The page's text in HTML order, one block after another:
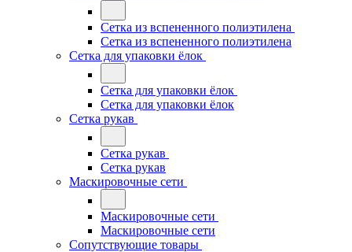
Сетка из вспененного полиэтилена
Сетка из вспененного полиэтилена
Сетка для упаковки ёлок
Сетка для упаковки ёлок
Сетка для упаковки ёлок
Сетка рукав
Сетка рукав
Сетка рукав
Маскировочные сети
Маскировочные сети
Маскировочные сети
Сопутствующие товары